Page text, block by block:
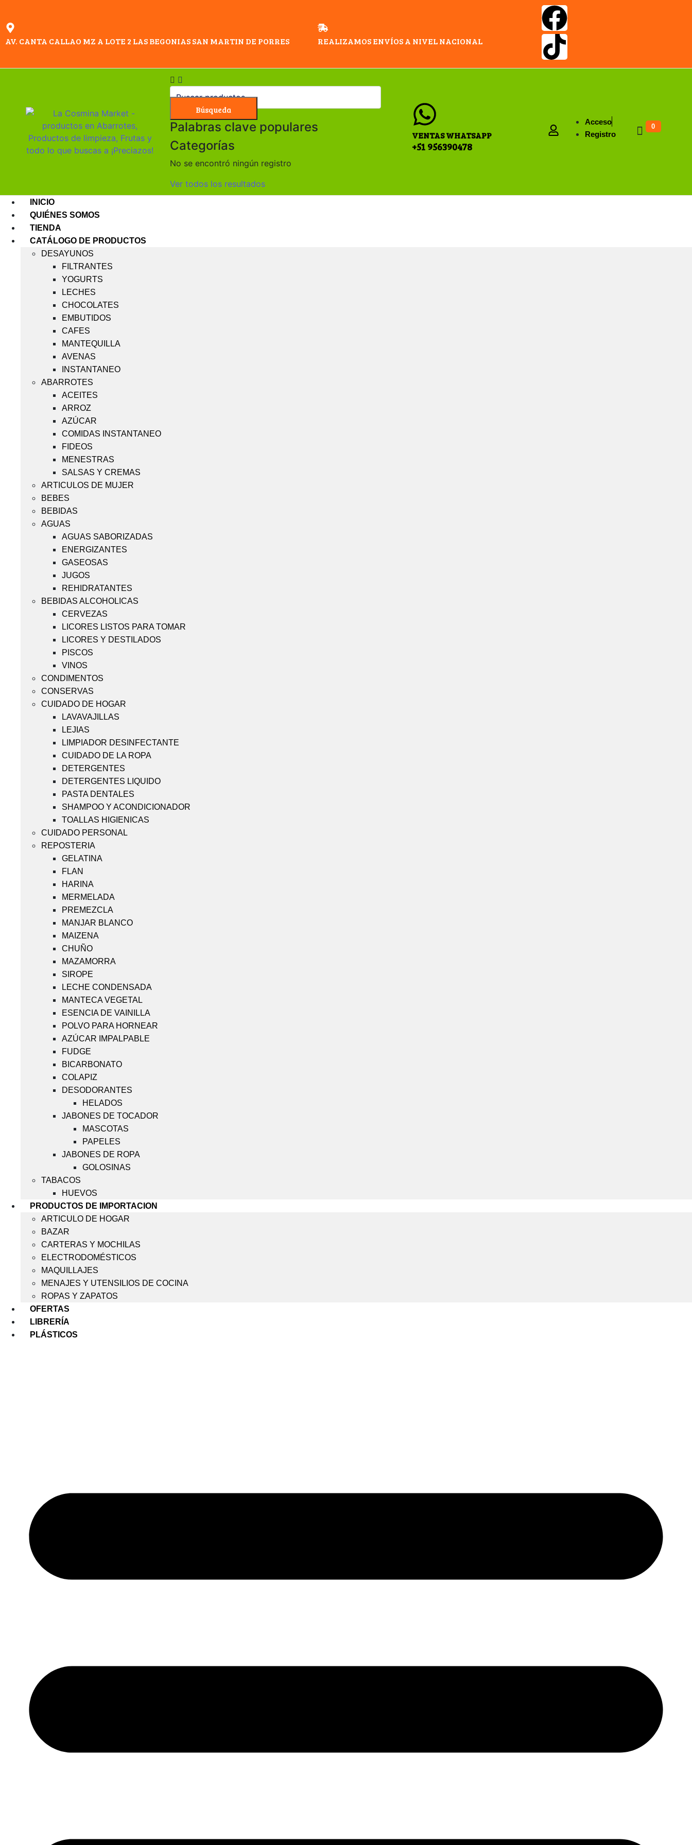
AV. CANTA CALLAO MZ A LOTE 2 LAS BEGONIAS SAN MARTIN DE PORRES REALIZAMOS ENVÍOS A NIVEL NACIONAL
Búsqueda
Palabras clave populares
Categorías
No se encontró ningún registro
Ver todos los resultados
VENTAS WHATSAPP
+51 956390478
Acceso
Registro
0
INICIO
QUIÉNES SOMOS
TIENDA
CATÁLOGO DE PRODUCTOS
DESAYUNOS
FILTRANTES
YOGURTS
LECHES
CHOCOLATES
EMBUTIDOS
CAFES
MANTEQUILLA
AVENAS
INSTANTANEO
ABARROTES
ACEITES
ARROZ
AZÚCAR
COMIDAS INSTANTANEO
FIDEOS
MENESTRAS
SALSAS Y CREMAS
ARTICULOS DE MUJER
BEBES
BEBIDAS
AGUAS
AGUAS SABORIZADAS
ENERGIZANTES
GASEOSAS
JUGOS
REHIDRATANTES
BEBIDAS ALCOHOLICAS
CERVEZAS
LICORES LISTOS PARA TOMAR
LICORES Y DESTILADOS
PISCOS
VINOS
CONDIMENTOS
CONSERVAS
CUIDADO DE HOGAR
LAVAVAJILLAS
LEJIAS
LIMPIADOR DESINFECTANTE
CUIDADO DE LA ROPA
DETERGENTES
DETERGENTES LIQUIDO
PASTA DENTALES
SHAMPOO Y ACONDICIONADOR
TOALLAS HIGIENICAS
CUIDADO PERSONAL
REPOSTERIA
GELATINA
FLAN
HARINA
MERMELADA
PREMEZCLA
MANJAR BLANCO
MAIZENA
CHUÑO
MAZAMORRA
SIROPE
LECHE CONDENSADA
MANTECA VEGETAL
ESENCIA DE VAINILLA
POLVO PARA HORNEAR
AZÚCAR IMPALPABLE
FUDGE
BICARBONATO
COLAPIZ
DESODORANTES
HELADOS
JABONES DE TOCADOR
MASCOTAS
PAPELES
JABONES DE ROPA
GOLOSINAS
TABACOS
HUEVOS
PRODUCTOS DE IMPORTACION
ARTICULO DE HOGAR
BAZAR
CARTERAS Y MOCHILAS
ELECTRODOMÉSTICOS
MAQUILLAJES
MENAJES Y UTENSILIOS DE COCINA
ROPAS Y ZAPATOS
OFERTAS
LIBRERÍA
PLÁSTICOS